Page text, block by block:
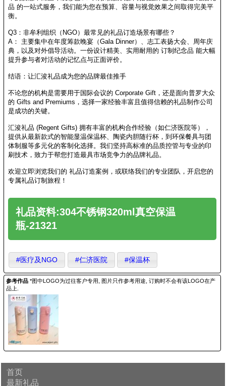
品 的一站式服务，我们能为您在预算、容量与视觉效果之间取得完美平
衡。
Q3：非牟利组织（NGO）最常见的礼品订造场景有哪些？
A： 主要集中在年度筹款晚宴（Gala Dinner）、志工表扬大会、周年庆
典，以及对外倡导活动。一份设计精美、实用耐用的 订制纪念品 能大幅
提升参与者对活动的记忆点与正面评价。
结语：让汇浚礼品成为您的品牌最佳推手
不论您的机构是需要用于国际会议的 Corporate Gift，还是面向普罗大众
的 Gifts and Premiums，选择一家经验丰富且值得信赖的礼品制作公司
是成功的关键。
汇浚礼品 (Regent Gifts) 拥有丰富的机构合作经验（如仁济医院等），
提供从最新款式的智能显温保温杯、陶瓷内胆随行杯，到环保餐具与团
体制服等多元化的客制化选择。我们坚持高标准的品质控管与专业的印
刷技术，致力于帮您打造最具市场竞争力的品牌礼品。
欢迎立即浏览我们的 礼品订造案例，或联络我们的专业团队，开启您的
专属礼品订制旅程！
礼品资料:304不锈钢320ml真空保温
瓶-21321
#医疗及NGO #仁济医院 #保温杯
参考作品 *图中LOGO为过往客户专用, 图片只作参考用途, 订购时不会有该LOGO在产
品上.
首页
最新礼品